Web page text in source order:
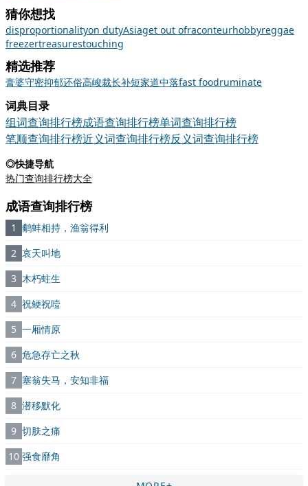
猜你想找
disproportionalityon dutyAsiaget out ofraconteurhobbyreggae
freezertreasurestouching
精选推荐
膏婆守密抑郁还俗高峻裁长补短家道中落fast foodruminate
词典目录
组词查询排行榜成语查询排行榜单词查询排行榜
笔顺查询排行榜近义词查询排行榜反义词查询排行榜
◎快捷导航
热门查询排行榜大全
成语查询排行榜
1 鹬蚌相持，渔翁得利
2 哀天叫地
3 木朽蛀生
4 祝鲠祝噎
5 一厢情原
6 危急存亡之秋
7 塞翁失马，安知非福
8 潜移默化
9 切肤之痛
10 强食靡角